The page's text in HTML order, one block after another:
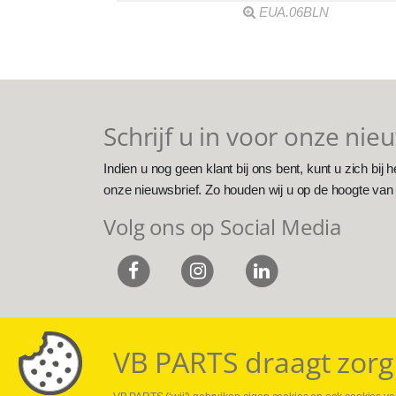
EUA.06BLN
Schrijf u in voor onze
Indien u nog geen klant bij ons bent, kunt u zich bij
onze nieuwsbrief. Zo houden wij u op de hoogte
Volg ons op Social Media
VB PARTS draagt